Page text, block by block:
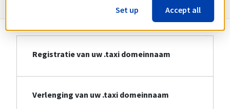
Registratie van uw .taxi domeinnaam
Verlenging van uw .taxi domeinnaam
Set up Accept all